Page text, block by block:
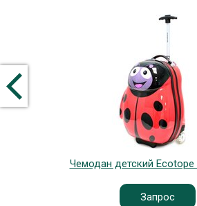
Чемодан детский Ecotope
Запрос